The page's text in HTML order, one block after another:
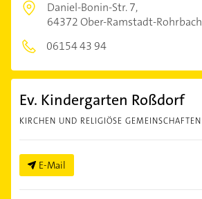
Daniel-Bonin-Str. 7,
64372 Ober-Ramstadt-Rohrbach
06154 43 94
Ev. Kindergarten Roßdorf
KIRCHEN UND RELIGIÖSE GEMEINSCHAFTEN
E-Mail